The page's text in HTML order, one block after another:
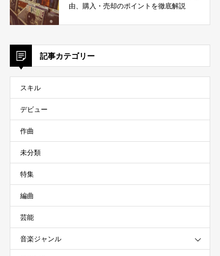
由、購入・売却のポイントを徹底解説
記事カテゴリー
スキル
デビュー
作曲
未分類
特集
編曲
芸能
音楽ジャンル